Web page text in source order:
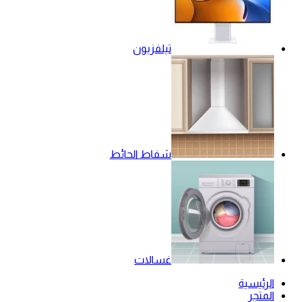
تيلفزيون
شفاط الحائط
غسالات
الرئيسية
المتجر